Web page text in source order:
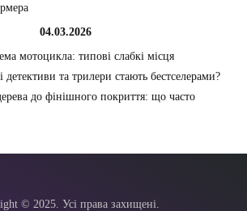
04.03.2026
мотоцикла: типові слабкі місця
детективи та трилери стають бестселерами?
до фінішного покриття: що часто
© 2025. Усі права захищені.